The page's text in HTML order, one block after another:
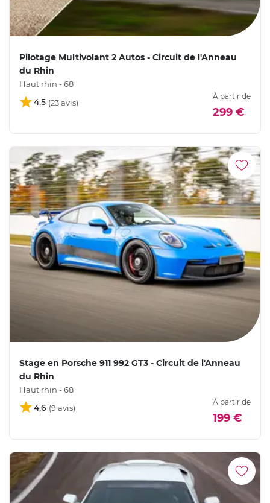
Pilotage Multivolant 2 Autos - Circuit de l'Anneau
du Rhin
Haut rhin - 68
4,5
À partir de
299 €
Stage en Porsche 911 992 GT3 - Circuit de l'Anneau
du Rhin
Haut rhin - 68
4,6
À partir de
199 €